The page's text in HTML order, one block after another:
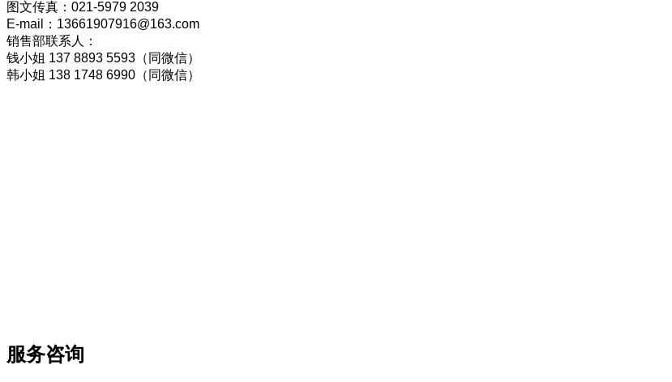
图文传真：021-5979 2039
E-mail：13661907916@163.com
销售部联系人：
钱小姐 137 8893 5593（同微信）
韩小姐 138 1748 6990（同微信）
服务咨询